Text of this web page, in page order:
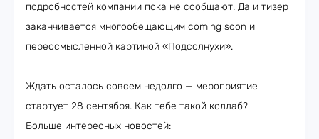
подробностей компании пока не сообщают. Да и тизер
заканчивается многообещающим coming soon и
переосмысленной картиной «Подсолнухи».
Ждать осталось совсем недолго — мероприятие
стартует 28 сентября. Как тебе такой коллаб?
Больше интересных новостей: